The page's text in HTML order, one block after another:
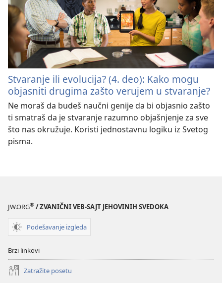
Stvaranje ili evolucija? (4. deo): Kako mogu
objasniti drugima zašto verujem u stvaranje?
Ne moraš da budeš naučni genije da bi objasnio zašto
ti smatraš da je stvaranje razumno objašnjenje za sve
što nas okružuje. Koristi jednostavnu logiku iz Svetog
pisma.
JW.ORG® / ZVANIČNI VEB-SAJT JEHOVINIH SVEDOKA
Podešavanje izgleda
Brzi linkovi
Zatražite posetu